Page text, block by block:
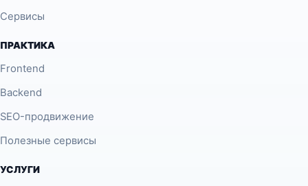
Сервисы
ПРАКТИКА
Frontend
Backend
SEO-продвижение
Полезные сервисы
УСЛУГИ